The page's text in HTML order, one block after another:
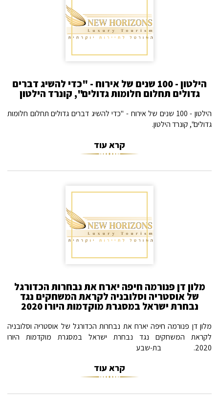
הילטון - 100 שנים של אירוח - "כדי להשיג דברים
גדולים תחלום חלומות גדולים", קונרד הילטון
הילטון - 100 שנים של אירוח - "כדי להשיג דברים גדולים תחלום חלומות
גדולים", קונרד הילטון.
קרא עוד
מלון דן פנורמה חיפה יארח את נבחרות הכדורגל
של אוסטריה וסלובניה לקראת המשחקים נגד
נבחרת ישראל במסגרת מוקדמות היורו 2020
מלון דן פנורמה חיפה יארח את נבחרות הכדורגל של אוסטריה וסלובניה
לקראת המשחקים נגד נבחרת ישראל במסגרת מוקדמות היורו
2020. בת-שבע
קרא עוד